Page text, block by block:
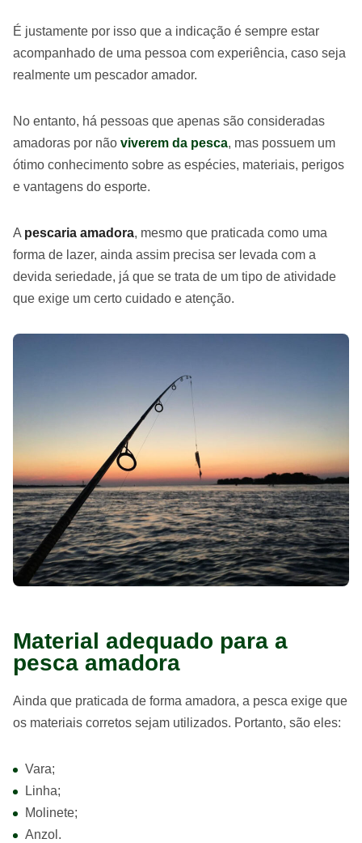
É justamente por isso que a indicação é sempre estar
acompanhado de uma pessoa com experiência, caso seja
realmente um pescador amador.
No entanto, há pessoas que apenas são consideradas
amadoras por não viverem da pesca, mas possuem um
ótimo conhecimento sobre as espécies, materiais, perigos
e vantagens do esporte.
A pescaria amadora, mesmo que praticada como uma
forma de lazer, ainda assim precisa ser levada com a
devida seriedade, já que se trata de um tipo de atividade
que exige um certo cuidado e atenção.
Material adequado para a
pesca amadora
Ainda que praticada de forma amadora, a pesca exige que
os materiais corretos sejam utilizados. Portanto, são eles:
Vara;
Linha;
Molinete;
Anzol.